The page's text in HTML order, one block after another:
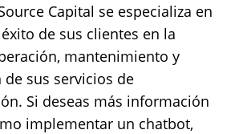
Capital se especializa en
de sus clientes en la
mantenimiento y
sus servicios de
Si deseas más información
implementar un chatbot,